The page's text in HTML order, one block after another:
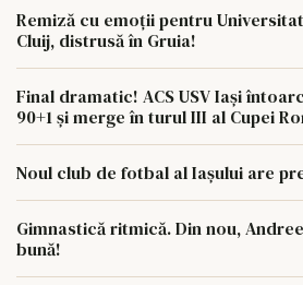
Remiză cu emoții pentru
Cluij, distrusă în Gruia!
Final dramatic! ACS USV Iași
90+1 și merge în turul III al Cupei
Noul club de fotbal al Iașului are
Gimnastică ritmică. Din nou,
bună!